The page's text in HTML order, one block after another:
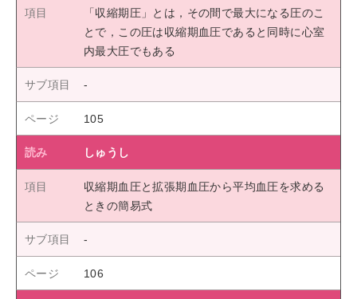
「収縮期圧」とは，その間で最大になる圧のこ
とで，この圧は収縮期血圧であると同時に心室
内最大圧でもある
105
しゅうし
収縮期血圧と拡張期血圧から平均血圧を求める
ときの簡易式
106